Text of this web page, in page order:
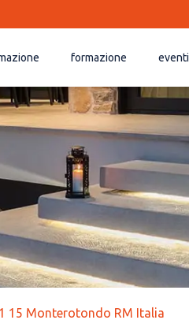
formazione eventi
15 Monterotondo RM Italia